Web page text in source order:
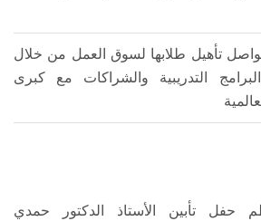
تأهيل طلابها لسوق العمل من خلال
التدريبية والشراكات مع كبرى
حفل تأبين الأستاذ الدكتور حمدي